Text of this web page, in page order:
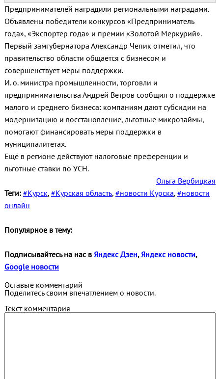
Предпринимателей наградили региональными наградами.
Объявлены победители конкурсов «Предприниматель
года», «Экспортер года» и премии «Золотой Меркурий».
Первый замгубернатора Александр Чепик отметил, что
правительство области общается с бизнесом и
совершенствует меры поддержки.
И. о. министра промышленности, торговли и
предпринимательства Андрей Ветров сообщил о поддержке
малого и среднего бизнеса: компаниям дают субсидии на
модернизацию и восстановление, льготные микрозаймы,
помогают финансировать меры поддержки в
муниципалитетах.
Ещё в регионе действуют налоговые преференции и
льготные ставки по УСН.
Ольга Вербицкая
Теги: #Курск, #Курская область, #новости Курска, #новости
онлайн
Популярное в тему:
Подписывайтесь на нас в Яндекс Дзен,Яндекс новости,
Google новости
Оставьте комментарий
Поделитесь своим впечатлением о новости.
Текст комментария